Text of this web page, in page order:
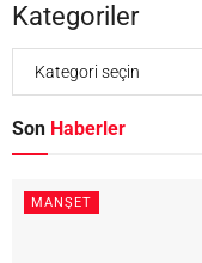
Kategoriler
Son Haberler
MANŞET